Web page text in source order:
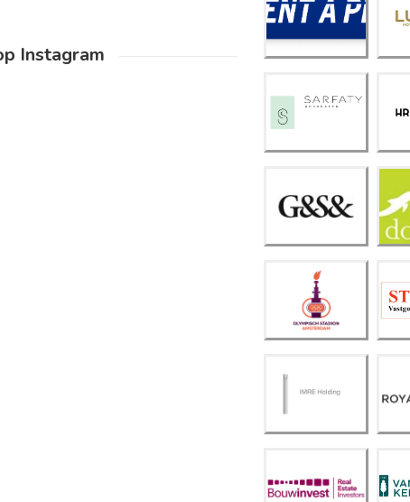
Instagram
Rent
A Pin
ty
G&S
&
pisch
Stadi
on
Amst
erda
m
Holdi
Bouw
Inves